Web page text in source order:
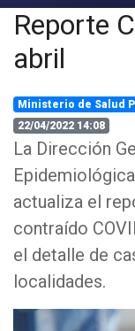
Reporte
abril
Ministerio de Salud
22/04/2022 14:08
La Dirección
actualiza el
contraído
el detalle de
localidades.